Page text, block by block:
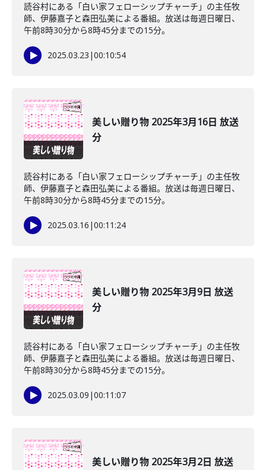
読谷村にある「白い家フェローシップチャーチ」の主任牧
師、伊藤嘉子と森田弘美による番組。放送は毎週日曜日、
午前8時30分から8時45分までの15分。
2025.03.23 |00:10:54
美しい贈り物 2025年3月16日 放送
分
読谷村にある「白い家フェローシップチャーチ」の主任牧
師、伊藤嘉子と森田弘美による番組。放送は毎週日曜日、
午前8時30分から8時45分までの15分。
2025.03.16 |00:11:24
美しい贈り物 2025年3月9日 放送
分
読谷村にある「白い家フェローシップチャーチ」の主任牧
師、伊藤嘉子と森田弘美による番組。放送は毎週日曜日、
午前8時30分から8時45分までの15分。
2025.03.09 |00:11:07
美しい贈り物 2025年3月2日 放送